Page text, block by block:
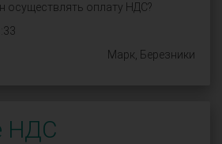
осуществлять оплату НДС?
Марк, Березники
НДС